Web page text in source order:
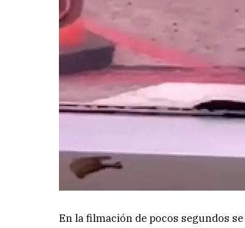
En la filmación de pocos segundos